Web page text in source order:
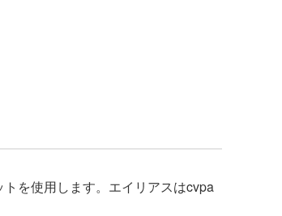
を使用します。エイリアスはcvpa